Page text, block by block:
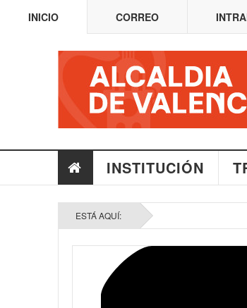
INICIO CORREO
INSTITUCIÓN
ESTÁ AQUÍ: